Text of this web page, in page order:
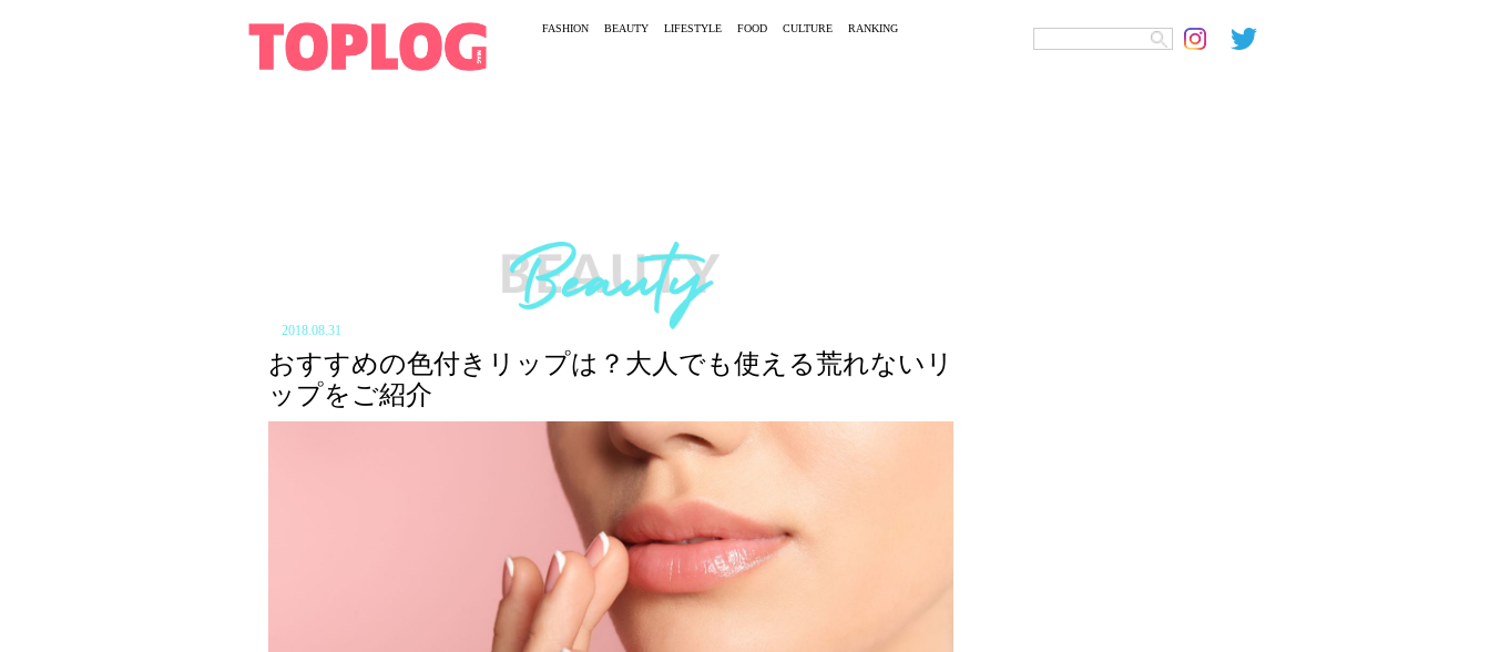
FASHION BEAUTY LIFESTYLE FOOD CULTURE RANKING
2018.08.31
おすすめの色付きリップは？大人でも使える荒れないリ
ップをご紹介